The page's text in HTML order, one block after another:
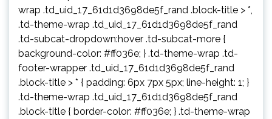
wrap .td_uid_17_61d1d3698de5f_rand .block-title > *,
.td-theme-wrap .td_uid_17_61d1d3698de5f_rand
.td-subcat-dropdown:hover .td-subcat-more {
background-color: #ff036e; } .td-theme-wrap .td-
footer-wrapper .td_uid_17_61d1d3698de5f_rand
.block-title > * { padding: 6px 7px 5px; line-height: 1; }
.td-theme-wrap .td_uid_17_61d1d3698de5f_rand
.block-title { border-color: #ff036e; } .td-theme-wrap